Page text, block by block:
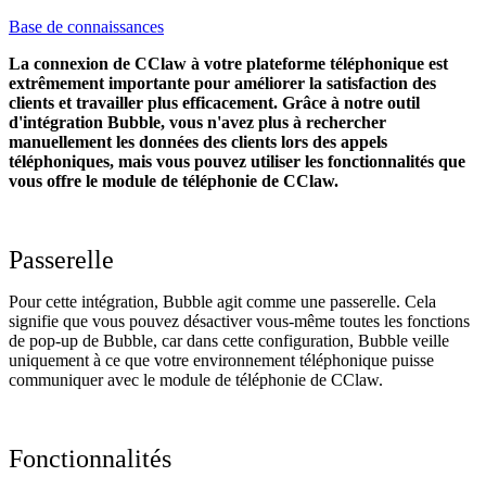
Base de connaissances
La connexion de CClaw à votre plateforme téléphonique est
extrêmement importante pour améliorer la satisfaction des
clients et travailler plus efficacement. Grâce à notre outil
d'intégration Bubble, vous n'avez plus à rechercher
manuellement les données des clients lors des appels
téléphoniques, mais vous pouvez utiliser les fonctionnalités que
vous offre le module de téléphonie de CClaw.
Passerelle
Pour cette intégration, Bubble agit comme une passerelle. Cela
signifie que vous pouvez désactiver vous-même toutes les fonctions
de pop-up de Bubble, car dans cette configuration, Bubble veille
uniquement à ce que votre environnement téléphonique puisse
communiquer avec le module de téléphonie de CClaw.
Fonctionnalités